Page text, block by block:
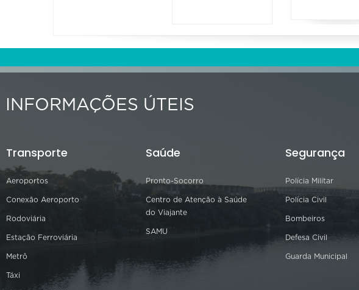
INFORMAÇÕES ÚTEIS
Transporte
Aeroportos
Conexão Aeroporto
Rodoviária
Estação Ferroviária
Metrô
Táxi
Saúde
Pronto-Socorro
Centro de Atenção à Saúde
do Viajante
SAMU
Segurança
Polícia Militar
Polícia Civil
Bombeiros
Defesa Civil
Guarda Municipal